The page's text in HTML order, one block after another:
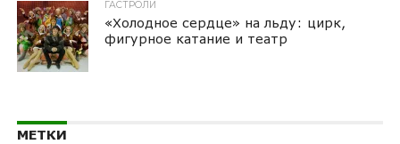
ГАСТРОЛИ
«Холодное сердце» на льду: цирк,
фигурное катание и театр
МЕТКИ